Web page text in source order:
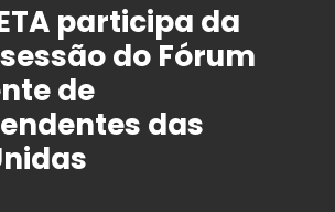
participa da
do Fórum
de
das